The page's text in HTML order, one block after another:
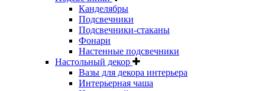
Канделябры
Подсвечники
Подсвечники-стаканы
Фонари
Настенные подсвечники
Настольный декор
Вазы для декора интерьера
Интерьерная чаша